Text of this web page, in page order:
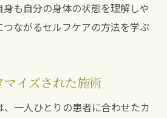
も自分の身体の状態を理解しや
ながるセルフケアの方法を学ぶ
イズされた施術
一人ひとりの患者に合わせたカ